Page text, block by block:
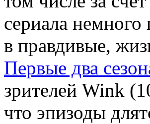
сериала
в правдивые,
Первые два
зрителей Wink
что эпизоды